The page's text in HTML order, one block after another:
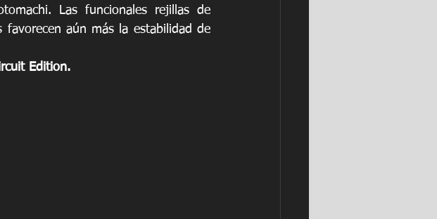
Las funcionales rejillas de
favorecen aún más la estabilidad de
Edition.